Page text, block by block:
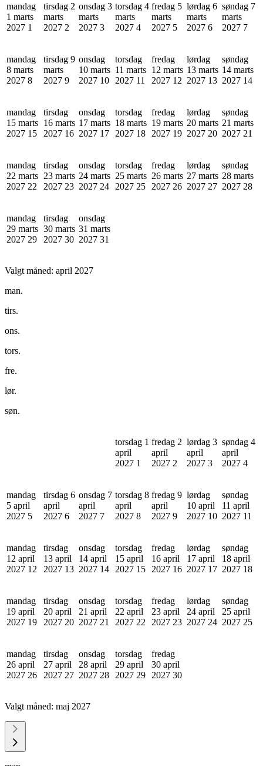
mandag
1 marts
2027 1
tirsdag 2
marts
2027 2
onsdag 3
marts
2027 3
torsdag 4
marts
2027 4
fredag 5
marts
2027 5
lørdag 6
marts
2027 6
søndag 7
marts
2027 7
mandag
8 marts
2027 8
tirsdag 9
marts
2027 9
onsdag
10 marts
2027 10
torsdag
11 marts
2027 11
fredag
12 marts
2027 12
lørdag
13 marts
2027 13
søndag
14 marts
2027 14
mandag
15 marts
2027 15
tirsdag
16 marts
2027 16
onsdag
17 marts
2027 17
torsdag
18 marts
2027 18
fredag
19 marts
2027 19
lørdag
20 marts
2027 20
søndag
21 marts
2027 21
mandag
22 marts
2027 22
tirsdag
23 marts
2027 23
onsdag
24 marts
2027 24
torsdag
25 marts
2027 25
fredag
26 marts
2027 26
lørdag
27 marts
2027 27
søndag
28 marts
2027 28
mandag
29 marts
2027 29
tirsdag
30 marts
2027 30
onsdag
31 marts
2027 31
Valgt måned: april 2027
man.
tirs.
ons.
tors.
fre.
lør.
søn.
torsdag 1
april
2027 1
fredag 2
april
2027 2
lørdag 3
april
2027 3
søndag 4
april
2027 4
mandag
5 april
2027 5
tirsdag 6
april
2027 6
onsdag 7
april
2027 7
torsdag 8
april
2027 8
fredag 9
april
2027 9
lørdag
10 april
2027 10
søndag
11 april
2027 11
mandag
12 april
2027 12
tirsdag
13 april
2027 13
onsdag
14 april
2027 14
torsdag
15 april
2027 15
fredag
16 april
2027 16
lørdag
17 april
2027 17
søndag
18 april
2027 18
mandag
19 april
2027 19
tirsdag
20 april
2027 20
onsdag
21 april
2027 21
torsdag
22 april
2027 22
fredag
23 april
2027 23
lørdag
24 april
2027 24
søndag
25 april
2027 25
mandag
26 april
2027 26
tirsdag
27 april
2027 27
onsdag
28 april
2027 28
torsdag
29 april
2027 29
fredag
30 april
2027 30
Valgt måned: maj 2027